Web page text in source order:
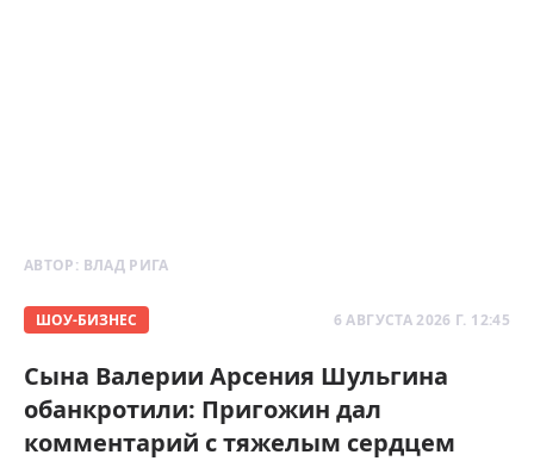
АВТОР: ВЛАД РИГА
ШОУ-БИЗНЕС 6 АВГУСТА 2026 Г. 12:45
Сына Валерии Арсения Шульгина
обанкротили: Пригожин дал
комментарий с тяжелым сердцем